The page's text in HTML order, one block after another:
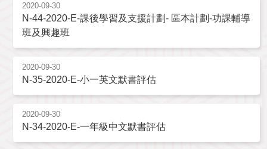
2020-09-30
N-44-2020-E-課後學習及支援計劃- 區本計劃-功課輔導
班及興趣班
2020-09-30
N-35-2020-E-小一英文默書評估
2020-09-30
N-34-2020-E-一年級中文默書評估